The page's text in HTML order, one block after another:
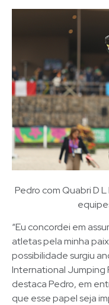
Pedro com Quabri D
“Eu concordei em
atletas pela minha
possibilidade surgiu
International Jumping
destaca Pedro, em
que esse papel seja